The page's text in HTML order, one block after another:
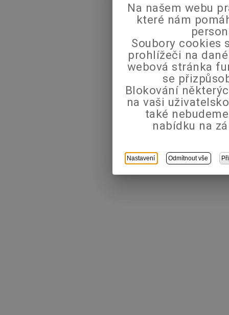
Na našem webu
které nám
Soubory cookies
prohlížeči na
webová stránka
se
Blokování
na vaši
také
nabídku na
Nastavení Odmítnout vše